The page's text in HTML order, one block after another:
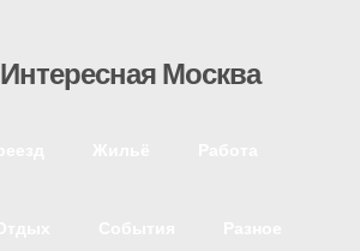
Интересная Москва